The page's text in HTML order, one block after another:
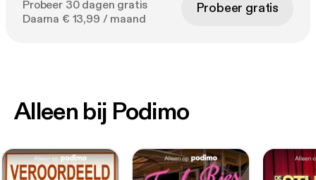
Probeer 30 dagen gratis
Daarna € 13,99 / maand
Probeer gratis
Alleen bij Podimo